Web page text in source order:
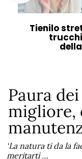
Tienilo
Paura dei
migliore,
‘La natura ti da la
meritarti …